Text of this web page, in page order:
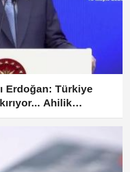
Erdoğan: Türkiye
Ahilik
geçit yok